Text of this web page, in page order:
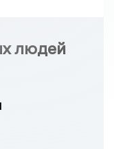
людей